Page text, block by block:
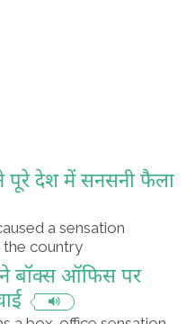
पूरे देश में सनसनी फैला
a sensation
country
बॉक्स ऑफिस पर